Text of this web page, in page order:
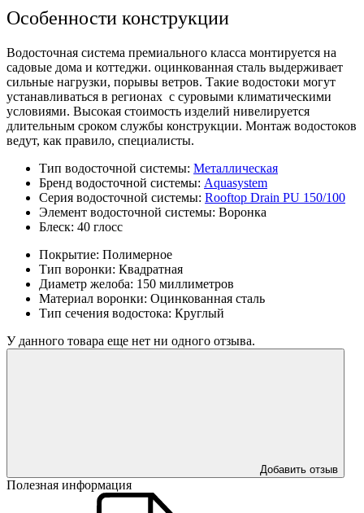
Особенности конструкции
Водосточная система премиального класса монтируется на
садовые дома и коттеджи. оцинкованная сталь выдерживает
сильные нагрузки, порывы ветров. Такие водостоки могут
устанавливаться в регионах с суровыми климатическими
условиями. Высокая стоимость изделий нивелируется
длительным сроком службы конструкции. Монтаж водостоков
ведут, как правило, специалисты.
Тип водосточной системы: Металлическая
Бренд водосточной системы: Aquasystem
Серия водосточной системы: Rooftop Drain PU 150/100
Элемент водосточной системы: Воронка
Блеск: 40 глосс
Покрытие: Полимерное
Тип воронки: Квадратная
Диаметр желоба: 150 миллиметров
Материал воронки: Оцинкованная сталь
Тип сечения водостока: Круглый
У данного товара еще нет ни одного отзыва.
Добавить отзыв
Полезная информация